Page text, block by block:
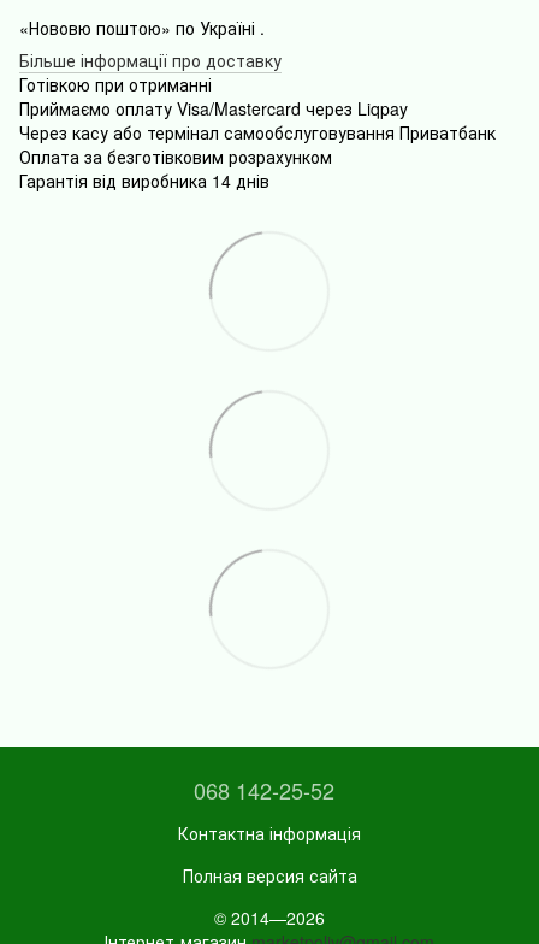
«Нововю поштою» по Україні .
Більше інформації про доставку
Готівкою при отриманні
Приймаємо оплату Visa/Mastercard через Liqpay
Через касу або термінал самообслуговування Приватбанк
Оплата за безготівковим розрахунком
Гарантія від виробника 14 днів
068 142-25-52
Контактна інформація
Полная версия сайта
© 2014—2026